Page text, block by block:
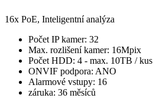
16x PoE, Inteligentní analýza
Počet IP kamer: 32
Max. rozlišení kamer: 16Mpix
Počet HDD: 4 - max. 10TB / kus
ONVIF podpora: ANO
Alarmové vstupy: 16
záruka: 36 měsíců